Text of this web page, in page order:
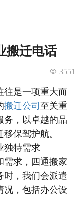
搬迁电话
 3551
是一项重大而
搬迁公司至关重
务，以卓越的品
保驾护航。
特需求
求，四通搬家
时，我们会派遣
况，包括办公设